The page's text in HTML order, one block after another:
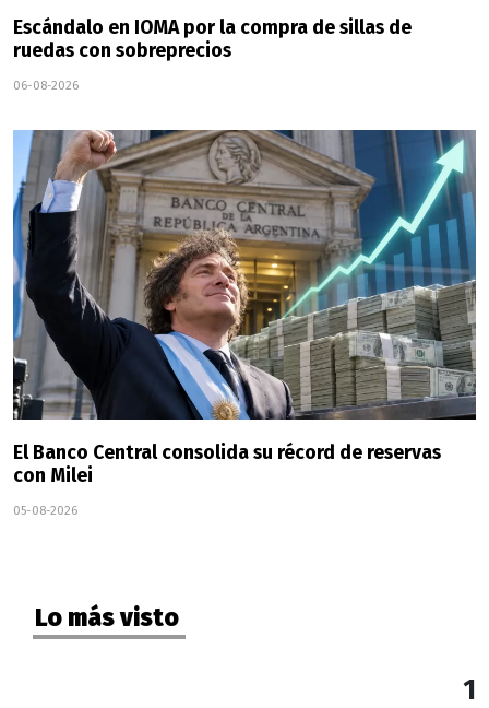
Escándalo en IOMA por la compra de sillas de
ruedas con sobreprecios
06-08-2026
El Banco Central consolida su récord de reservas
con Milei
05-08-2026
Lo más visto
1